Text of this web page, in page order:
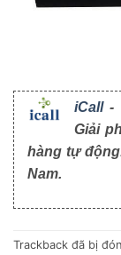
iCall-
Giải
hàng tự
Nam.
Trackback đã bị